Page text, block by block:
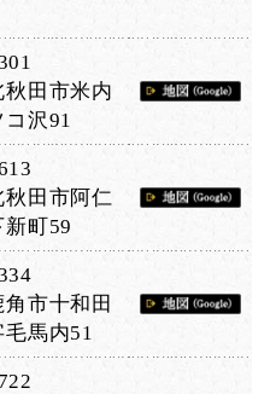
田市米内
沢91
田市阿仁
町59
市十和田
馬内51